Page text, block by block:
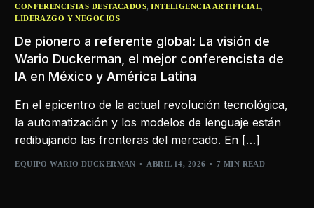
CONFERENCISTAS DESTACADOS,INTELIGENCIA ARTIFICIAL,
LIDERAZGO Y NEGOCIOS
De pionero a referente global: La visión de
Wario Duckerman, el mejor conferencista de
IA en México y América Latina
En el epicentro de la actual revolución tecnológica,
la automatización y los modelos de lenguaje están
redibujando las fronteras del mercado. En […]
EQUIPO WARIO DUCKERMAN ABRIL 14, 2026 7 MIN READ